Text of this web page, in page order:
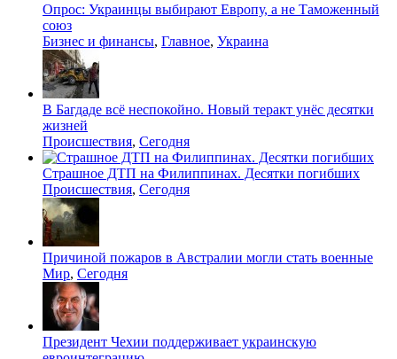
Опрос: Украинцы выбирают Европу, а не Таможенный
союз
Бизнес и финансы, Главное, Украина
В Багдаде всё неспокойно. Новый теракт унёс десятки
жизней
Происшествия, Сегодня
Страшное ДТП на Филиппинах. Десятки погибших
Происшествия, Сегодня
Причиной пожаров в Австралии могли стать военные
Мир, Сегодня
Президент Чехии поддерживает украинскую